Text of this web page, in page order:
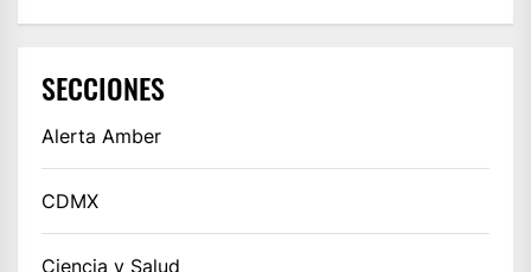
SECCIONES
Alerta Amber
CDMX
Ciencia y Salud